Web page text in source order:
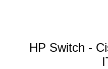
HP Switch -